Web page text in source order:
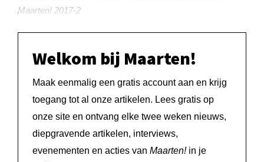
Maarten! 2017-2
Welkom bij Maarten!
Maak eenmalig een gratis account aan en krijg
toegang tot al onze artikelen. Lees gratis op
onze site en ontvang elke twee weken nieuws,
diepgravende artikelen, interviews,
evenementen en acties van Maarten!in je